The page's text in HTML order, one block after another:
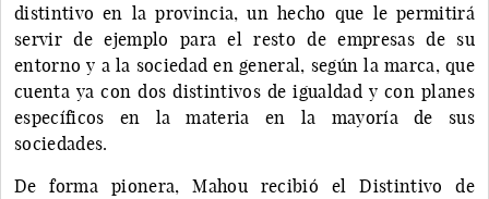
distintivo en la provincia, un hecho que le permitirá
servir de ejemplo para el resto de empresas de su
entorno y a la sociedad en general, según la marca, que
cuenta ya con dos distintivos de igualdad y con planes
específicos en la materia en la mayoría de sus
sociedades.
De forma pionera, Mahou recibió el Distintivo de